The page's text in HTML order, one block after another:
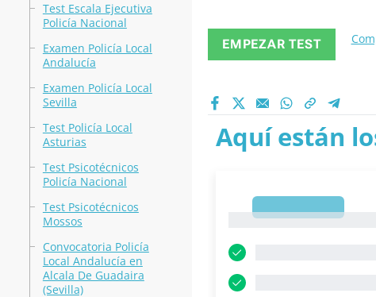
Test Escala Ejecutiva
Policía Nacional
Examen Policía Local
Andalucía
Examen Policía Local
Sevilla
Test Policía Local
Asturias
Test Psicotécnicos
Policía Nacional
Test Psicotécnicos
Mossos
Convocatoria Policía
Local Andalucía en
Alcala De Guadaira
(Sevilla)
EMPEZAR TEST
Aquí están